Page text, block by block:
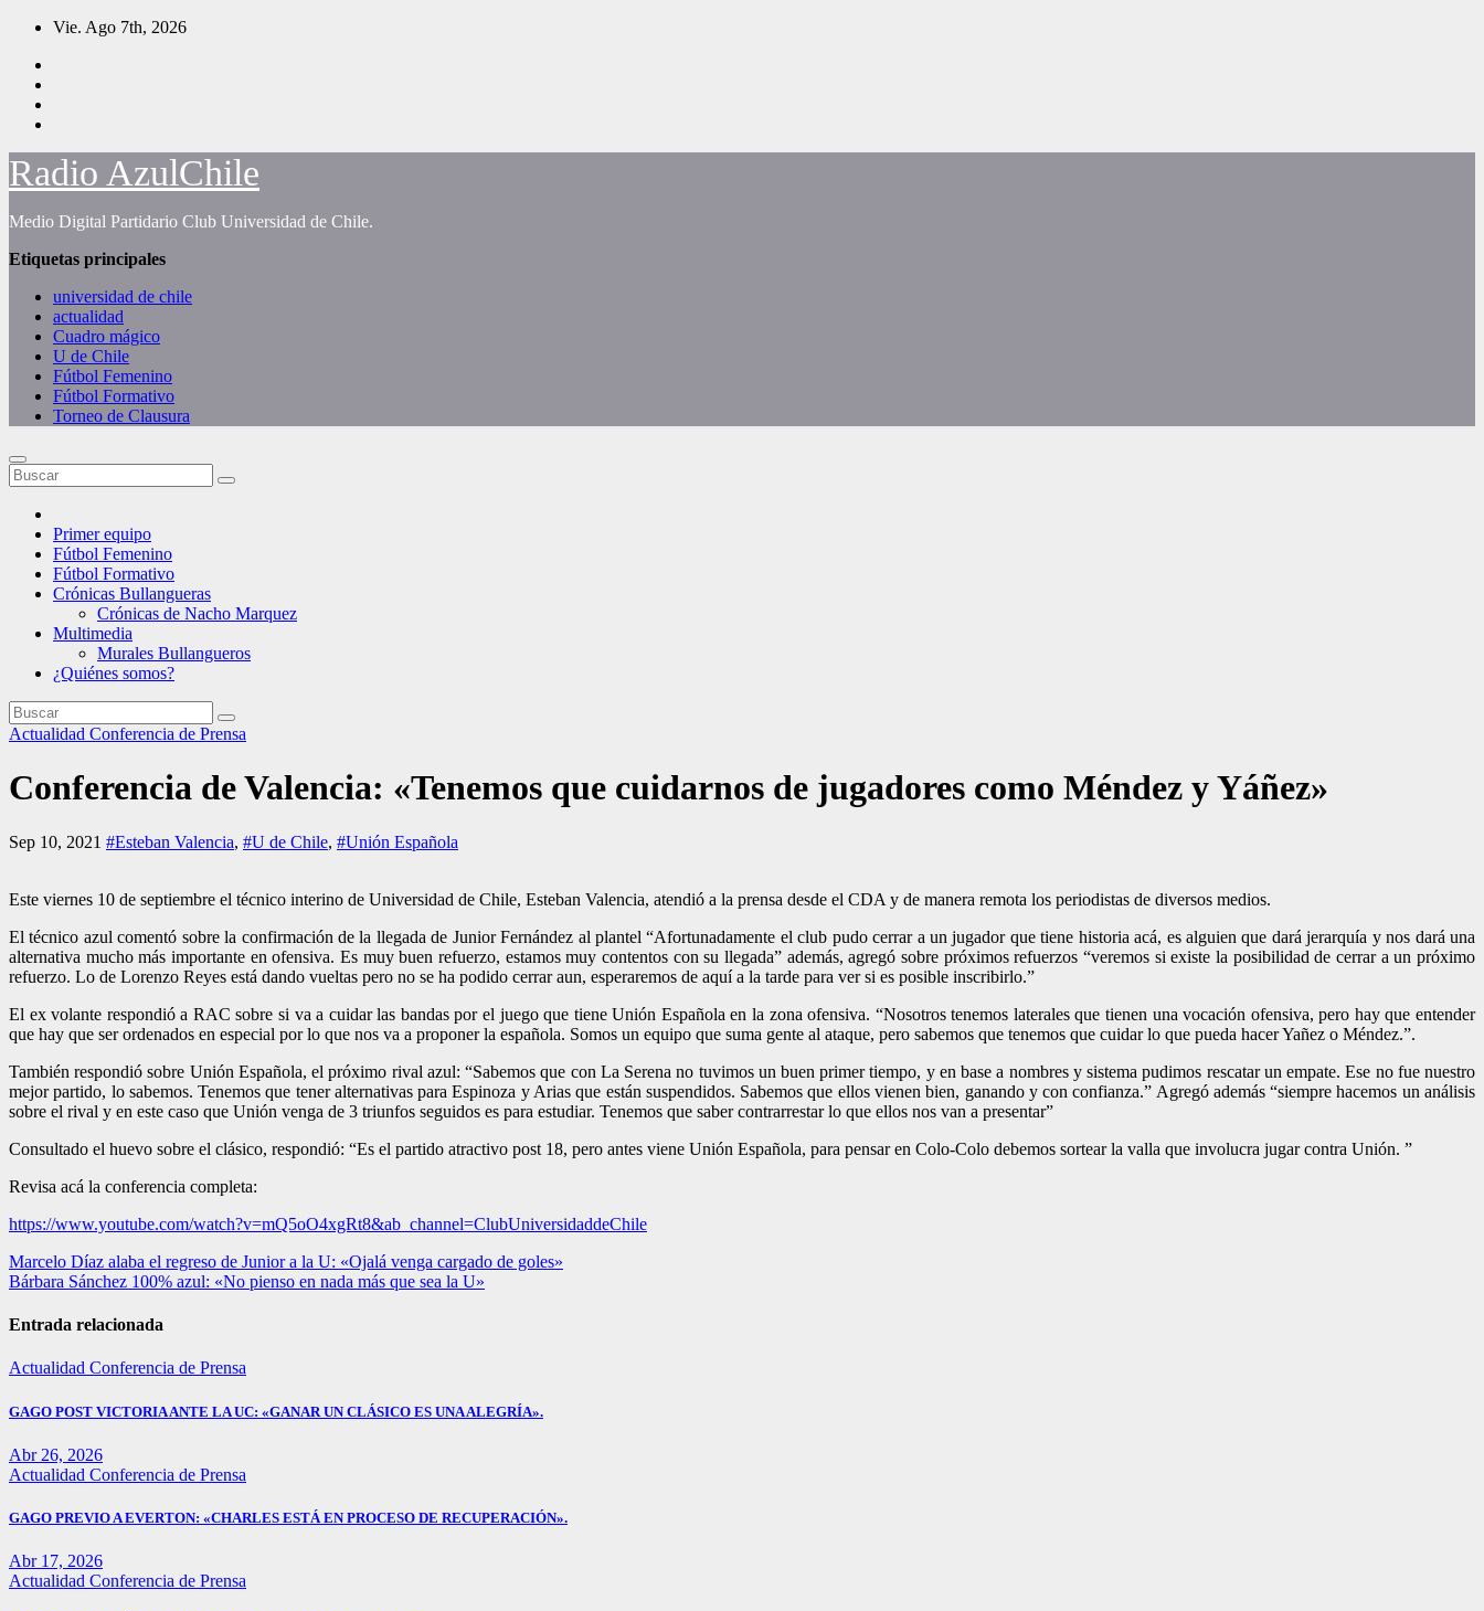
Saltar
contenido
Vie. Ago 7th, 2026
Radio AzulChile
Medio Digital Partidario Club Universidad de Chile.
Etiquetas principales
universidad de chile
actualidad
Cuadro mágico
U de Chile
Fútbol Femenino
Fútbol Formativo
Torneo de Clausura
Primer equipo
Fútbol Femenino
Fútbol Formativo
Crónicas Bullangueras
Crónicas de Nacho Marquez
Multimedia
Murales Bullangueros
¿Quiénes somos?
Actualidad Conferencia de Prensa
Conferencia de Valencia: «Tenemos que cuidarnos de jugadores como Méndez y Yáñez»
Sep 10, 2021 #Esteban Valencia, #U de Chile, #Unión Española
Este viernes 10 de septiembre el técnico interino de Universidad de Chile, Esteban Valencia, atendió a la prensa desde el CDA y de manera remota los periodistas de diversos medios.
El técnico azul comentó sobre la confirmación de la llegada de Junior Fernández al plantel “Afortunadamente el club pudo cerrar a un jugador que tiene historia acá, es alguien que dará jerarquía y nos dará una
alternativa mucho más importante en ofensiva. Es muy buen refuerzo, estamos muy contentos con su llegada” además, agregó sobre próximos refuerzos “veremos si existe la posibilidad de cerrar a un próximo
refuerzo. Lo de Lorenzo Reyes está dando vueltas pero no se ha podido cerrar aun, esperaremos de aquí a la tarde para ver si es posible inscribirlo.”
El ex volante respondió a RAC sobre si va a cuidar las bandas por el juego que tiene Unión Española en la zona ofensiva. “Nosotros tenemos laterales que tienen una vocación ofensiva, pero hay que entender
que hay que ser ordenados en especial por lo que nos va a proponer la española. Somos un equipo que suma gente al ataque, pero sabemos que tenemos que cuidar lo que pueda hacer Yañez o Méndez.”.
También respondió sobre Unión Española, el próximo rival azul: “Sabemos que con La Serena no tuvimos un buen primer tiempo, y en base a nombres y sistema pudimos rescatar un empate. Ese no fue nuestro
mejor partido, lo sabemos. Tenemos que tener alternativas para Espinoza y Arias que están suspendidos. Sabemos que ellos vienen bien, ganando y con confianza.” Agregó además “siempre hacemos un análisis
sobre el rival y en este caso que Unión venga de 3 triunfos seguidos es para estudiar. Tenemos que saber contrarrestar lo que ellos nos van a presentar”
Consultado el huevo sobre el clásico, respondió: “Es el partido atractivo post 18, pero antes viene Unión Española, para pensar en Colo-Colo debemos sortear la valla que involucra jugar contra Unión. ”
Revisa acá la conferencia completa:
https://www.youtube.com/watch?v=mQ5oO4xgRt8&ab_channel=ClubUniversidaddeChile
Navegación
de
entradas
Marcelo Díaz alaba el regreso de Junior a la U: «Ojalá venga cargado de goles»
Bárbara Sánchez 100% azul: «No pienso en nada más que sea la U»
Entrada relacionada
Actualidad Conferencia de Prensa
GAGO POST VICTORIA ANTE LA UC: «GANAR UN CLÁSICO ES UNA ALEGRÍA».
Abr 26, 2026
Actualidad Conferencia de Prensa
GAGO PREVIO A EVERTON: «CHARLES ESTÁ EN PROCESO DE RECUPERACIÓN».
Abr 17, 2026
Actualidad Conferencia de Prensa